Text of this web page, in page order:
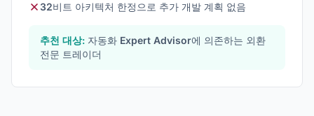
32비트 아키텍처 한정으로 추가 개발 계획 없음
추천 대상: 자동화 Expert Advisor에 의존하는 외환
전문 트레이더